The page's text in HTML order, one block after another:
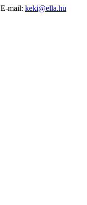
E-mail: keki@ella.hu